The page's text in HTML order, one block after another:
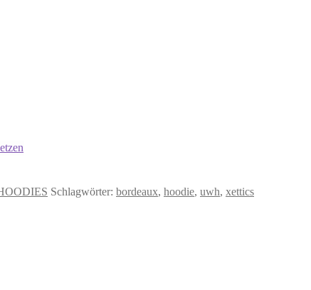
Schlagwörter: bordeaux, hoodie, uwh, xettics